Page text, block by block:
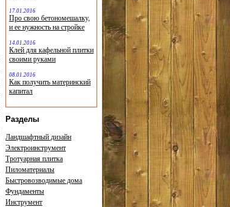
17.01.2016
Про свою бетономешалку,
и ее нужность на стройке
14.01.2016
Клей для кафельной плитки
своими руками
08.01.2016
Как получить материнский
капитал
Разделы
Ландшафтный дизайн
Электроинструмент
Тротуарная плитка
Пиломатериалы
Быстровозводимые дома
Фундаменты
Инструмент